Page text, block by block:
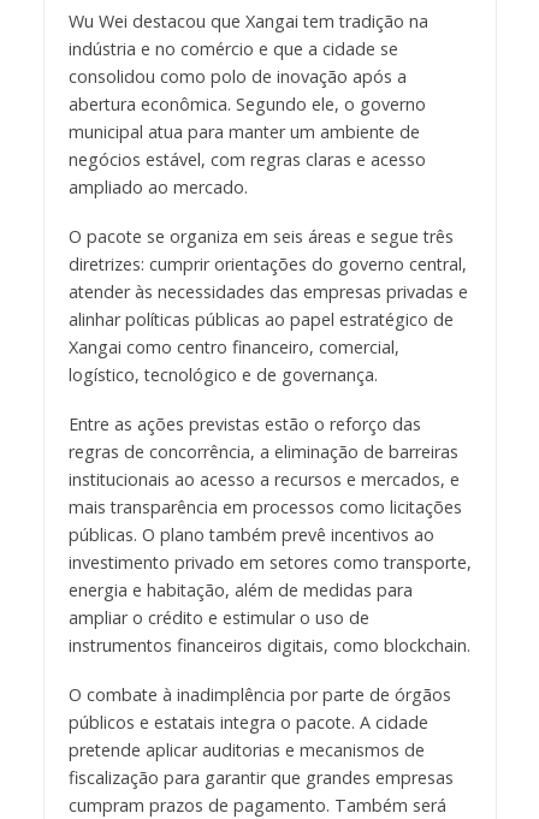
Wu Wei destacou que Xangai tem tradição na
indústria e no comércio e que a cidade se
consolidou como polo de inovação após a
abertura econômica. Segundo ele, o governo
municipal atua para manter um ambiente de
negócios estável, com regras claras e acesso
ampliado ao mercado.
O pacote se organiza em seis áreas e segue três
diretrizes: cumprir orientações do governo central,
atender às necessidades das empresas privadas e
alinhar políticas públicas ao papel estratégico de
Xangai como centro financeiro, comercial,
logístico, tecnológico e de governança.
Entre as ações previstas estão o reforço das
regras de concorrência, a eliminação de barreiras
institucionais ao acesso a recursos e mercados, e
mais transparência em processos como licitações
públicas. O plano também prevê incentivos ao
investimento privado em setores como transporte,
energia e habitação, além de medidas para
ampliar o crédito e estimular o uso de
instrumentos financeiros digitais, como blockchain.
O combate à inadimplência por parte de órgãos
públicos e estatais integra o pacote. A cidade
pretende aplicar auditorias e mecanismos de
fiscalização para garantir que grandes empresas
cumpram prazos de pagamento. Também será